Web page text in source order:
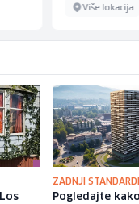
Više lokacija
ZADNJI
Pogledajte